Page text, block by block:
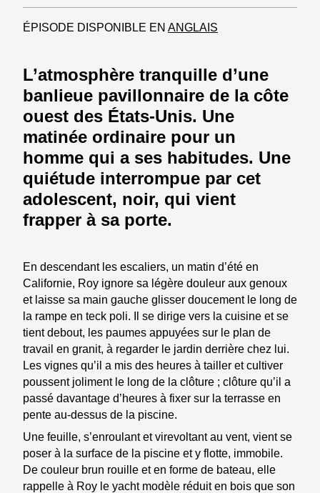
ÉPISODE DISPONIBLE EN ANGLAIS
L’atmosphère tranquille d’une
banlieue pavillonnaire de la côte
ouest des États-Unis. Une
matinée ordinaire pour un
homme qui a ses habitudes. Une
quiétude interrompue par cet
adolescent, noir, qui vient
frapper à sa porte.
En descendant les escaliers, un matin d’été en
Californie, Roy ignore sa légère douleur aux genoux
et laisse sa main gauche glisser doucement le long de
la rampe en teck poli. Il se dirige vers la cuisine et se
tient debout, les paumes appuyées sur le plan de
travail en granit, à regarder le jardin derrière chez lui.
Les vignes qu’il a mis des heures à tailler et cultiver
poussent joliment le long de la clôture ; clôture qu’il a
passé davantage d’heures à fixer sur la terrasse en
pente au-dessus de la piscine.
Une feuille, s’enroulant et virevoltant au vent, vient se
poser à la surface de la piscine et y flotte, immobile.
De couleur brun rouille et en forme de bateau, elle
rappelle à Roy le yacht modèle réduit en bois que son